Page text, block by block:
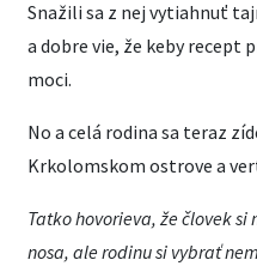
Snažili sa z nej vytiahnuť
a dobre vie, že keby recept
moci.
No a celá rodina sa teraz
Krkolomskom ostrove a
Tatko hovorieva, že človek
nosa, ale rodinu si vybrať